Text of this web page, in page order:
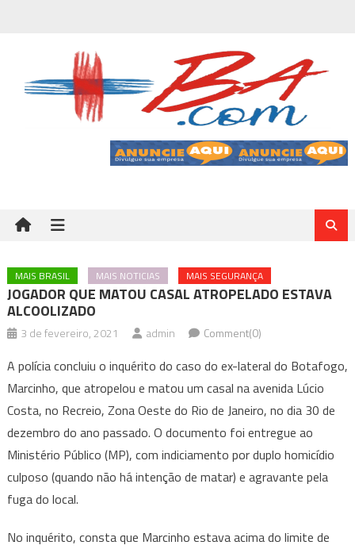
MAIS BRASIL MAIS NOTICIAS MAIS SEGURANÇA
JOGADOR QUE MATOU CASAL ATROPELADO ESTAVA
ALCOOLIZADO
3 de fevereiro, 2021 admin Comment(0)
A polícia concluiu o inquérito do caso do ex-lateral do Botafogo,
Marcinho, que atropelou e matou um casal na avenida Lúcio
Costa, no Recreio, Zona Oeste do Rio de Janeiro, no dia 30 de
dezembro do ano passado. O documento foi entregue ao
Ministério Público (MP), com indiciamento por duplo homicídio
culposo (quando não há intenção de matar) e agravante pela
fuga do local.
No inquérito, consta que Marcinho estava acima do limite de